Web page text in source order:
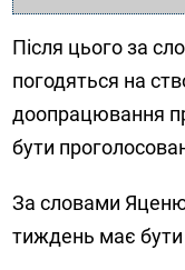
Після цього за
погодяться на
доопрацювання
бути
За словами
тиждень має